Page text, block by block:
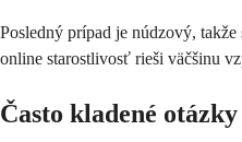
Posledný prípad je núdzový,
online starostlivosť rieši väčšinu
Často kladené otázky